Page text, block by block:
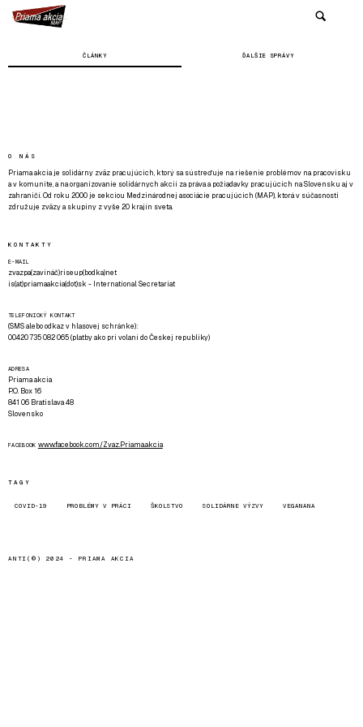
ČLÁNKY ĎALŠIE SPRÁVY
O NÁS
Priama akcia je solidárny zväz pracujúcich, ktorý sa sústreďuje na riešenie problémov na pracovisku
a v komunite, a na organizovanie solidárnych akcií za práva a požiadavky pracujúcich na Slovensku aj v
zahraničí. Od roku 2000 je sekciou Medzinárodnej asociácie pracujúcich (MAP), ktorá v súčasnosti
združuje zväzy a skupiny z vyše 20 krajín sveta.
KONTAKTY
E-MAIL
zvazpa(zavináč)riseup(bodka)net
is(at)priamaakcia(dot)sk - International Secretariat
TELEFONICKÝ KONTAKT
(SMS alebo odkaz v hlasovej schránke):
00420 735 082 065 (platby ako pri volaní do Českej republiky)
ADRESA
Priama akcia
P.O. Box 16
841 06 Bratislava 48
Slovensko
FACEBOOK www.facebook.com/Zvaz.Priama.akcia
TAGY
COVID-19 PROBLÉMY V PRÁCI ŠKOLSTVO SOLIDÁRNE VÝZVY VEGANANA
ANTI(©) 2024 - PRIAMA AKCIA